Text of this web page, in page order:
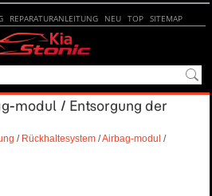
REPARATURANLEITUNG NEU TOP SITEMAP
modul / Entsorgung der
/ Rückhaltesystem /Airbag-modul /